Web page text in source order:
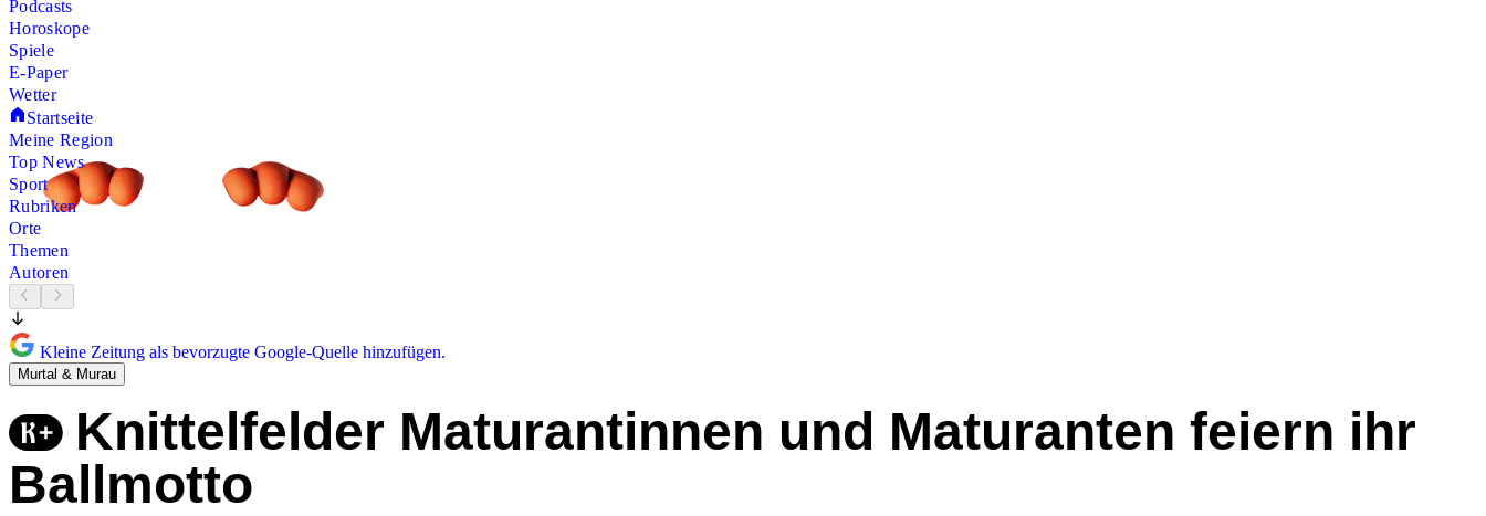
Podcasts
Horoskope
Spiele
E-Paper
Wetter
Startseite
Meine Region
Top News
Sport
Rubriken
Orte
Themen
Autoren
Kleine Zeitung als bevorzugte Google-Quelle hinzufügen.
Murtal & Murau
Knittelfelder Maturantinnen und Maturanten feiern ihr
Ballmotto